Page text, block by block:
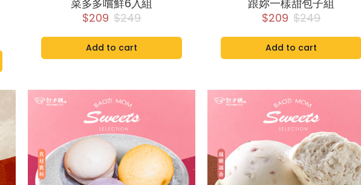
菜多多嚐鮮6入組
$209 $249
Add to cart
跟妳一樣甜包子組
$209 $249
Add to cart